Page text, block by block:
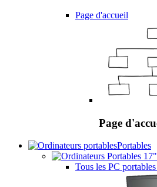
Page d'accueil
Page
Portables
Tous les PC